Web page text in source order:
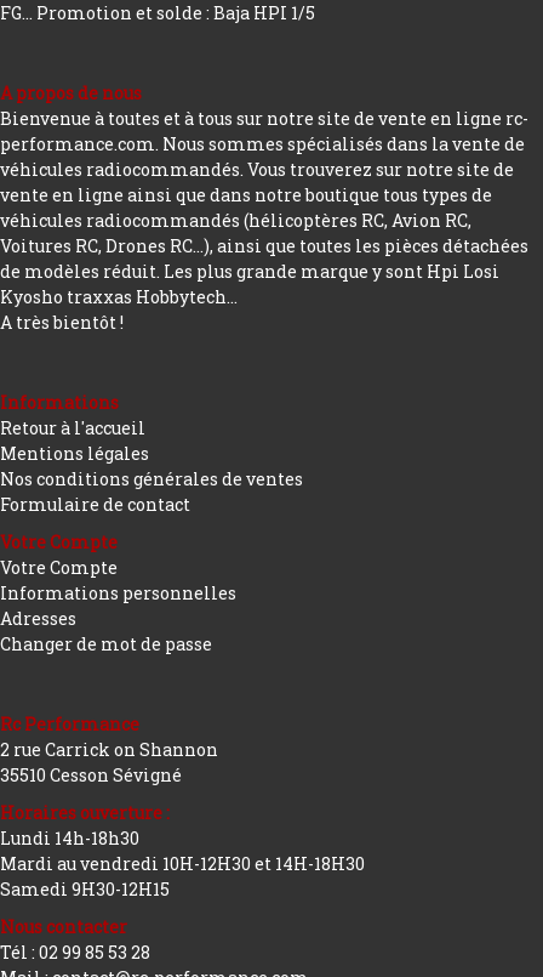
FG... Promotion et solde : Baja HPI 1/5
A propos de nous
Bienvenue à toutes et à tous sur notre site de vente en ligne rc-
performance.com. Nous sommes spécialisés dans la vente de
véhicules radiocommandés. Vous trouverez sur notre site de
vente en ligne ainsi que dans notre boutique tous types de
véhicules radiocommandés (hélicoptères RC, Avion RC,
Voitures RC, Drones RC…), ainsi que toutes les pièces détachées
de modèles réduit. Les plus grande marque y sont Hpi Losi
Kyosho traxxas Hobbytech...
A très bientôt !
Informations
Retour à l'accueil
Mentions légales
Nos conditions générales de ventes
Formulaire de contact
Votre Compte
Votre Compte
Informations personnelles
Adresses
Changer de mot de passe
Rc Performance
2 rue Carrick on Shannon
35510 Cesson Sévigné
Horaires ouverture :
Lundi 14h-18h30
Mardi au vendredi 10H-12H30 et 14H-18H30
Samedi 9H30-12H15
Nous contacter
Tél : 02 99 85 53 28